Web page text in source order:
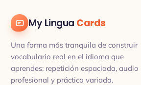
My Lingua Cards
Una forma más tranquila de construir
vocabulario real en el idioma que
aprendes: repetición espaciada, audio
profesional y práctica variada.